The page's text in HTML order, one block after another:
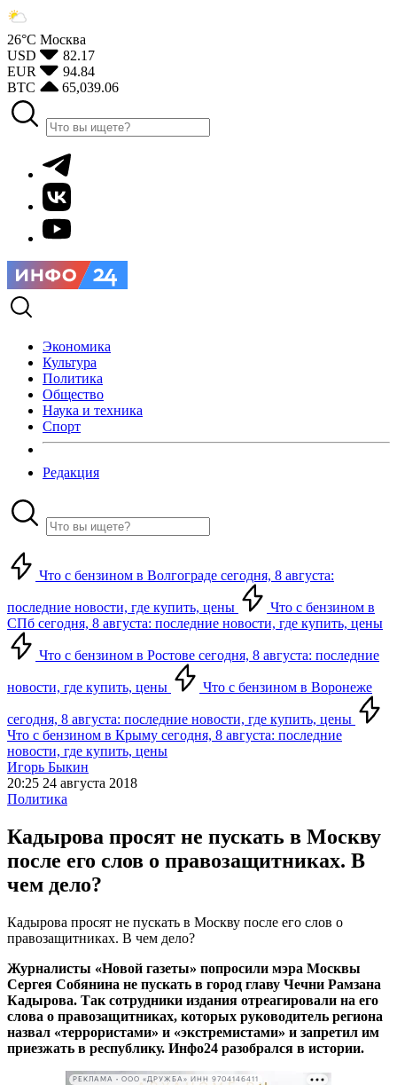
26°С Москва
USD
82.17
EUR
94.84
BTC
65,039.06
Экономика
Культура
Политика
Общество
Наука и техника
Спорт
Редакция
Что с бензином в Волгограде сегодня, 8 августа:
последние новости, где купить, цены
Что с бензином в
СПб сегодня, 8 августа: последние новости, где купить, цены
Что с бензином в Ростове сегодня, 8 августа: последние
новости, где купить, цены Что с бензином в Воронеже
сегодня, 8 августа: последние новости, где купить, цены
Что с бензином в Крыму сегодня, 8 августа: последние
новости, где купить, цены
Игорь Быкин
20:25 24 августа 2018
Политика
Кадырова просят не пускать в Москву
после его слов о правозащитниках. В
чем дело?
Кадырова просят не пускать в Москву после его слов о
правозащитниках. В чем дело?
Журналисты «Новой газеты» попросили мэра Москвы
Сергея Собянина не пускать в город главу Чечни Рамзана
Кадырова. Так сотрудники издания отреагировали на его
слова о правозащитниках, которых руководитель региона
назвал «террористами» и «экстремистами» и запретил им
приезжать в республику. Инфо24 разобрался в истории.
РЕКЛАМА • ООО «ДРУЖБА» ИНН 9704146411